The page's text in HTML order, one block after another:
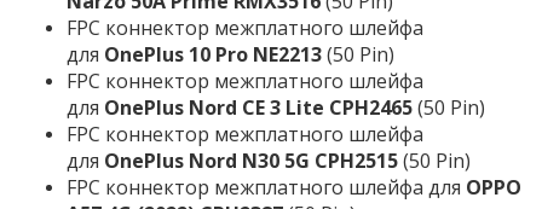
FPC коннектор межплатного шлейфа
для OnePlus 10 Pro NE2213(50 Pin)
FPC коннектор межплатного шлейфа
для OnePlus Nord CE 3 Lite CPH2465(50 Pin)
FPC коннектор межплатного шлейфа
для OnePlus Nord N30 5G CPH2515(50 Pin)
FPC коннектор межплатного шлейфа для OPPO